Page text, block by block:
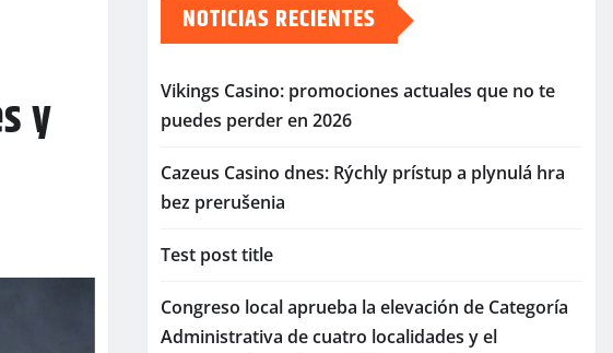
y
NOTICIAS RECIENTES
Vikings Casino: promociones actuales que no te
puedes perder en 2026
Cazeus Casino dnes: Rýchly prístup a plynulá hra
bez prerušenia
Test post title
Congreso local aprueba la elevación de Categoría
Administrativa de cuatro localidades y el